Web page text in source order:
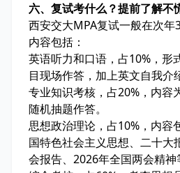
六、复试考什么？提前了解不
西安交大MPA复试一般在次
内容包括：
英语听力和口语，占10%，形
目现场作答，加上英文自我介
专业知识考核，占20%，内容
随机抽题作答。
思想政治理论，占10%，内容
国特色社会主义思想、二十大
会报告、2026年全国两会精神